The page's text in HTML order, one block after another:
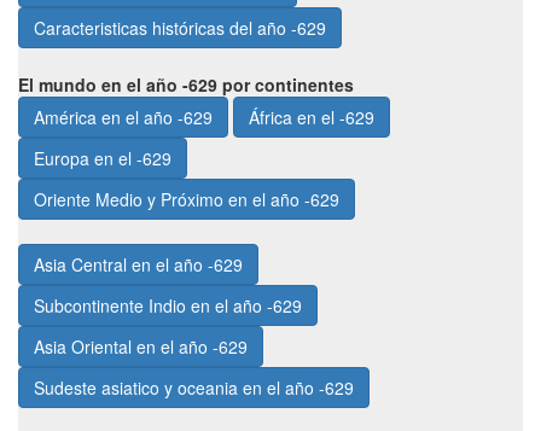
Caracteristicas históricas del año -629
El mundo en el año -629 por continentes
América en el año -629
África en el -629
Europa en el -629
Oriente Medio y Próximo en el año -629
Asia Central en el año -629
Subcontinente Indio en el año -629
Asia Oriental en el año -629
Sudeste asiatico y oceania en el año -629